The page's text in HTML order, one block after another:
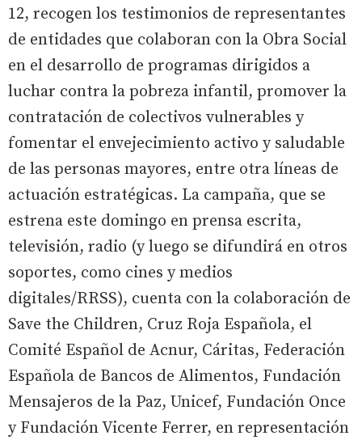
12, recogen los testimonios de representantes
de entidades que colaboran con la Obra Social
en el desarrollo de programas dirigidos a
luchar contra la pobreza infantil, promover la
contratación de colectivos vulnerables y
fomentar el envejecimiento activo y saludable
de las personas mayores, entre otra líneas de
actuación estratégicas. La campaña, que se
estrena este domingo en prensa escrita,
televisión, radio (y luego se difundirá en otros
soportes, como cines y medios
digitales/RRSS), cuenta con la colaboración de
Save the Children, Cruz Roja Española, el
Comité Español de Acnur, Cáritas, Federación
Española de Bancos de Alimentos, Fundación
Mensajeros de la Paz, Unicef, Fundación Once
y Fundación Vicente Ferrer, en representación